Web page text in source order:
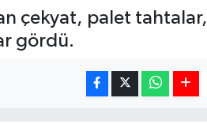
çekyat, palet tahtalar,
gördü.